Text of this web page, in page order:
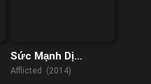
Sức Mạnh Dị
Thường
Afflicted (2014)